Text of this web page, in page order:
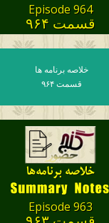
Episode 964
قسمت ۹۶۴
خلاصه برنامه ها
قسمت ۹۶۴
Episode 963